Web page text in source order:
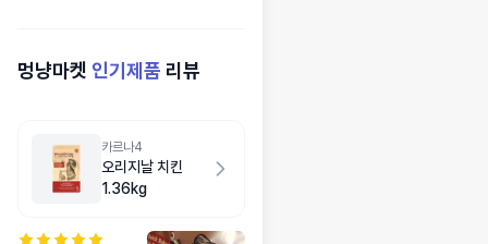
멍냥마켓 인기제품 리뷰
카르나4
오리지날 치킨
1.36kg